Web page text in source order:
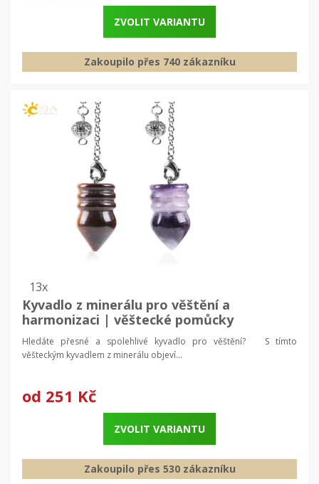
ZVOLIT VARIANTU
Zakoupilo přes 740 zákazníku
13x
Kyvadlo z minerálu pro věštění a
harmonizaci | věštecké pomůcky
Hledáte přesné a spolehlivé kyvadlo pro věštění? S tímto
věšteckým kyvadlem z minerálu objeví...
od 251 Kč
ZVOLIT VARIANTU
Zakoupilo přes 530 zákazníku